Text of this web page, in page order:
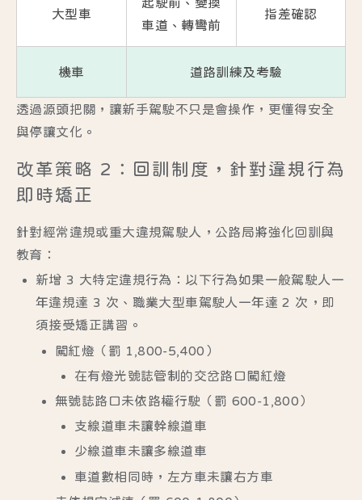
大型車
起駛前、變換
車道、轉彎前
指差確認
機車 道路訓練及考驗
透過源頭把關，讓新手駕駛不只是會操作，更懂得安全
與停讓文化。
改革策略 2：回訓制度，針對違規行為
即時矯正
針對經常違規或重大違規駕駛人，公路局將強化回訓與
教育：
新增 3 大特定違規行為： 以下行為如果一般駕駛人一
年違規達 3 次、職業大型車駕駛人一年達 2 次，即
須接受矯正講習。
闖紅燈（罰 1,800-5,400）
在有燈光號誌管制的交岔路口闖紅燈
無號誌路口未依路權行駛（罰 600-1,800）
支線道車未讓幹線道車
少線道車未讓多線道車
車道數相同時，左方車未讓右方車